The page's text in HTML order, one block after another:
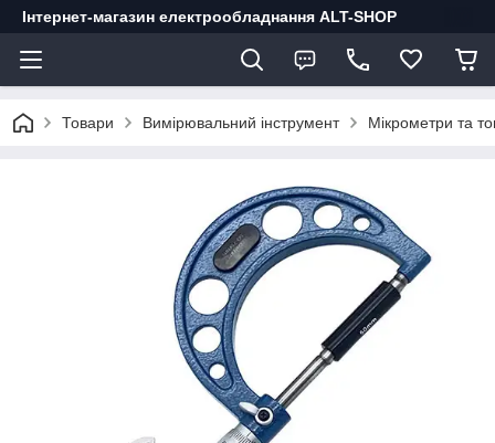
Інтернет-магазин електрообладнання ALT-SHOP
Товари Вимірювальний інструмент Мікрометри та